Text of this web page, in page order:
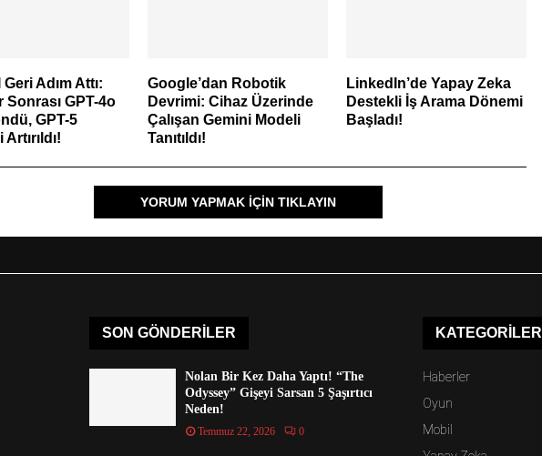
Adım Attı:
Sonrası GPT-4o
GPT-5
Google’dan Robotik
Devrimi: Cihaz Üzerinde
Çalışan Gemini Modeli
Tanıtıldı!
LinkedIn’de Yapay Zeka
Destekli İş Arama Dönemi
Başladı!
YORUM YAPMAK IÇIN TIKLAYIN
SON GÖNDERILER
Nolan Bir Kez Daha Yaptı! “The
Odyssey” Gişeyi Sarsan 5 Şaşırtıcı
Neden!
Temmuz 22, 2026 0
KATEGORILER
Haberler
Oyun
Mobil